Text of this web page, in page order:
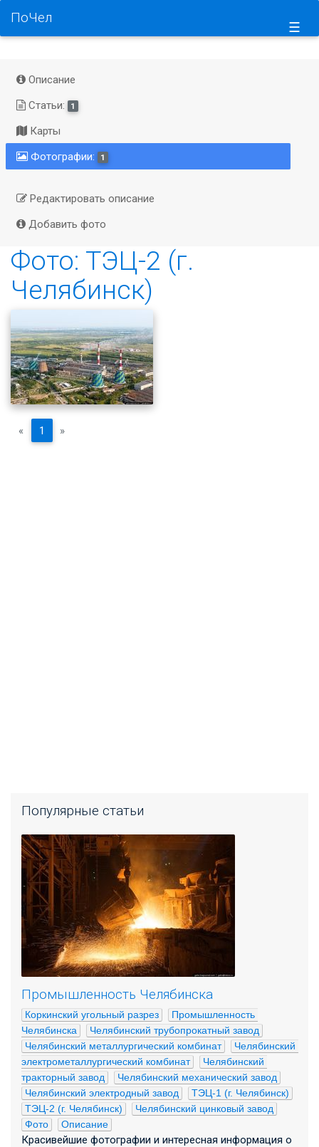
☰
ПоЧел
Описание
Статьи:
1
Карты
Фотографии:
1
Редактировать описание
Добавить фото
Фото: ТЭЦ-2 (г.
Челябинск)
« 1 »
Популярные статьи
Промышленность Челябинска
Коркинский угольный разрез
Промышленность
Челябинска
Челябинский трубопрокатный завод
Челябинский металлургический комбинат
Челябинский
электрометаллургический комбинат
Челябинский
тракторный завод
Челябинский механический завод
Челябинский электродный завод
ТЭЦ-1 (г. Челябинск)
ТЭЦ-2 (г. Челябинск)
Челябинский цинковый завод
Фото
Описание
Красивейшие фотографии и интересная информация о